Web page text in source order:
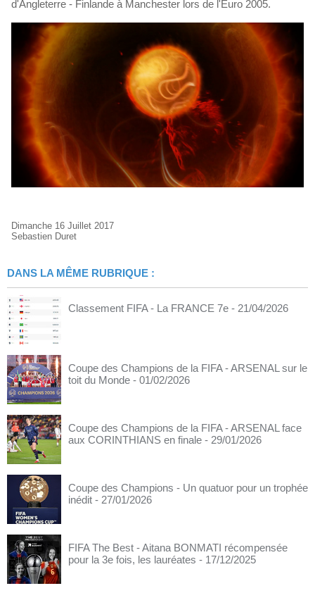
d'Angleterre - Finlande à Manchester lors de l'Euro 2005.
Dimanche 16 Juillet 2017
Sebastien Duret
DANS LA MÊME RUBRIQUE :
Classement FIFA - La FRANCE 7e - 21/04/2026
Coupe des Champions de la FIFA - ARSENAL sur le
toit du Monde - 01/02/2026
Coupe des Champions de la FIFA - ARSENAL face
aux CORINTHIANS en finale - 29/01/2026
Coupe des Champions - Un quatuor pour un trophée
inédit - 27/01/2026
FIFA The Best - Aitana BONMATI récompensée
pour la 3e fois, les lauréates - 17/12/2025